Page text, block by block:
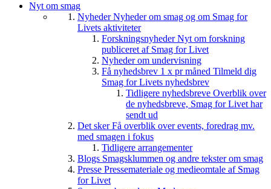
Nyt om smag
NyhederNyheder om smag og om Smag for
Livets aktiviteter
ForskningsnyhederNyt om forskning
publiceret af Smag for Livet
Nyheder om undervisning
Få nyhedsbrev 1 x pr måned Tilmeld dig
Smag for Livets nyhedsbrev
Tidligere nyhedsbreve Overblik over
de nyhedsbreve, Smag for Livet har
sendt ud
Det skerFå overblik over events, foredrag mv.
med smagen i fokus
Tidligere arrangementer
Blogs Smagsklummen og andre tekster om smag
Presse Pressemateriale og medieomtale af Smag
for Livet